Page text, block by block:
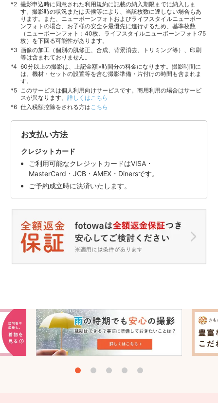
撮影申込時に同意された利用規約に記載の納入期限までに納入しま
す。撮影時の状況または天候等により、当該枚数に達しない場合もあ
ります。また、ニューボーンフォトおよびライフスタイルニューボー
ンフォトの場合、お子様の安全を最優先に進行するため、基準枚数
（ニューボーンフォト：40枚、ライフスタイルニューボーンフォト:75
枚）を下回る可能性があります。
画像の加工（個別の肌修正、合成、背景消去、トリミング等）、印刷
等は含まれておりません。
60分以上の撮影は、上記金額×時間分の料金になります。撮影時間に
は、機材・セットの設置等を含む撮影準備・片付けの時間も含まれま
す。
このサービスは個人利用向けサービスです。商用利用の場合はサービ
スが異なります。詳しくはこちら
仕入税額控除をされる方はこちら
お支払い方法
クレジットカード
ご利用可能なクレジットカードはVISA・
MasterCard・JCB・AMEX・Dinersです。
ご予約成立時に決済いたします。